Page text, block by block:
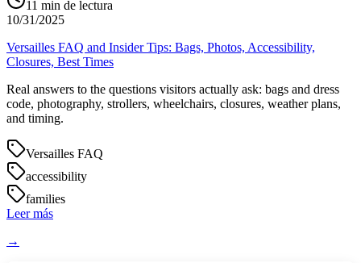
11 min de lectura
10/31/2025
Versailles FAQ and Insider Tips: Bags, Photos, Accessibility,
Closures, Best Times
Real answers to the questions visitors actually ask: bags and dress
code, photography, strollers, wheelchairs, closures, weather plans,
and timing.
Versailles FAQ
accessibility
families
Leer más
→